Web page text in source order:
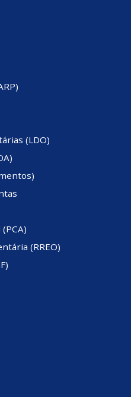
(LDO)
(RREO)